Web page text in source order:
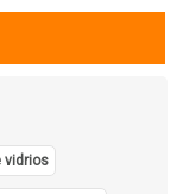
vidrios